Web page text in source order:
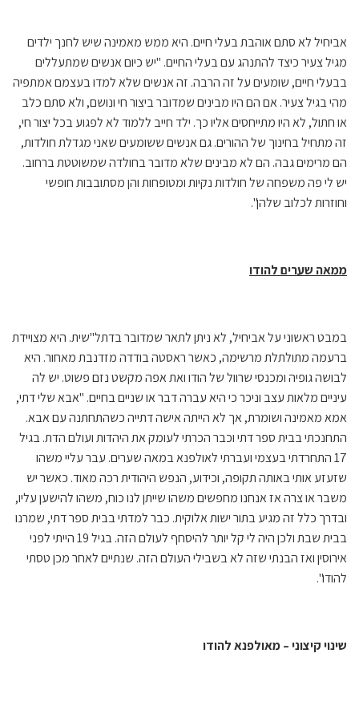
אביחיל לא סתם אוהבת בעלי חיים. היא ממש מאמינה שיש לחנך ילדים
מגיל צעיר כיצד להתנהג עם בעלי החיים. "יש כיום אנשים שמתעללים
בבעלי חיים, שומעים על זה הרבה. זה אנשים שלא למדו בעצמם אמתפיה
מהי בגיל צעיר. אם הם היו מבינים שמדובר ביצור חי ונושם, ולא סתם כלב
או חתול, לא היו מתייחסים אליו כך. ילד חייב ללמוד לא לפגוע בכל יצור חי,
זה מתחיל בחינוך של ההורים. גם אנשים ששומעים שאני מגדלת חולדות,
הם מרימים גבה. הם לא מבינים שלא מדובר בחולדה שמשוטטת ברחוב.
יש לי פה משפחה של חולדות נקיות ומטופחות והן מסתובבות חופשי
וחוזרות לכלוב שלהן".
ממאה שערים להודו
במבט ראשוני על אביחיל, לא ניתן לתאר שמדובר בדתל"שית. היא מצויידת
ברעמה מתולתלת מרשימה, כאשר ראסטה בודדה מזדנבת מאחור. היא
לבושה גופיה ומכנסי שרוול של הודו ואת אפה מקשט נזם פשוט. יש לה
עיניים מלאות עצב וניכר כי היא עברה דבר או שניים בחיים. "אבא שלי דתי,
אמא מאמינה ושומרת, אך לא הייתה אישה דתייה כשהתחתנה עם אבא.
התחנכתי בבית ספר דתי וכבר הכרתי לעומק את היהדות ועולם הדת. בגיל
17 התחרדתי בעצמי ועברתי לאולפנא במאה שערים. עבר עליי משהו
שזעזע אותי באותה תקופה, וכידוע, הנפש היהודית רכה מאוד. כאשר יש
משבר או צרה אז אנחנו מחפשים משהו שייתן לנו כוח, משהו להישען עליו,
ובדרך כלל זה מגיע בתור ישות אלוקית. כבר למדתי בבית ספר דתי, שמרנו
בבית שבת ולכן היה לי קל יותר להיסחף לעולם הזה. בגיל 19 הייתי לפני
אירוסין ואז הבנתי שזה לא בשבילי העולם הזה. שנתיים לאחר מכן טסתי
להודו".
שינוי קיצוני – מאולפנא להודו